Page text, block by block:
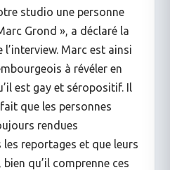
studio une personne
Grond », a déclaré la
Marc est ainsi
à révéler en
est gay et séropositif. Il
que les personnes
rendues
reportages et que leurs
qu’il comprenne ces